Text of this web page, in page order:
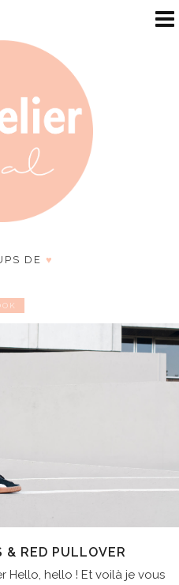
DE ♥
& RED PULLOVER
Hello, hello ! Et voilà je vous